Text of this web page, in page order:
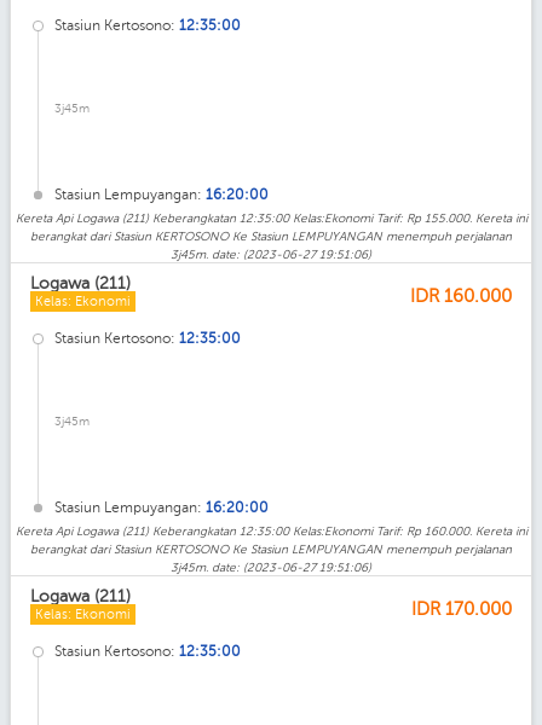
Stasiun Kertosono: 12:35:00
3j45m
Stasiun Lempuyangan: 16:20:00
Kereta Api Logawa (211) Keberangkatan 12:35:00 Kelas:Ekonomi Tarif: Rp 155.000. Kereta ini
berangkat dari Stasiun KERTOSONO Ke Stasiun LEMPUYANGAN menempuh perjalanan
3j45m. date: (2023-06-27 19:51:06)
Logawa (211)
Kelas: Ekonomi IDR 160.000
Stasiun Kertosono: 12:35:00
3j45m
Stasiun Lempuyangan: 16:20:00
Kereta Api Logawa (211) Keberangkatan 12:35:00 Kelas:Ekonomi Tarif: Rp 160.000. Kereta ini
berangkat dari Stasiun KERTOSONO Ke Stasiun LEMPUYANGAN menempuh perjalanan
3j45m. date: (2023-06-27 19:51:06)
Logawa (211)
Kelas: Ekonomi IDR 170.000
Stasiun Kertosono: 12:35:00